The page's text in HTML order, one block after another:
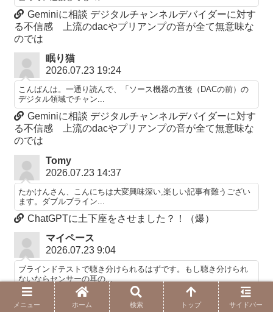
Geminiに相談 デジタルチャンネルデバイダーに対す
る不信感 上流のdacやプリアンプの音が全て無意味な
のでは
眠り猫
2026.07.23 19:24
こんばんは。一通り読んで、「ソース機器の直後（DACの前）の
デジタル領域でチャン...
Geminiに相談 デジタルチャンネルデバイダーに対す
る不信感 上流のdacやプリアンプの音が全て無意味な
のでは
Tomy
2026.07.23 14:37
たかけんさん、こんにちは大変興味深い,楽しい記事有難うござい
ます。ダブルブライン...
ChatGPTに土下座をさせました？！（爆）
マイペース
2026.07.23 9:04
ブラインドテストで聴き分けられるはずです。もし聴き分けられ
ないならセンサーの耳の...
ChatGPTに土下座をさせました？！（爆）
メニュー ホーム 検索 トップ サイドバー